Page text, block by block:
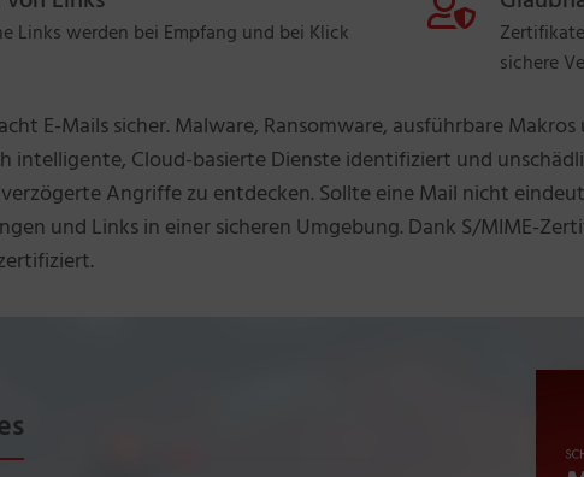
Links werden bei Empfang und bei Klick
sichere
E-Mails sicher. Malware, Ransomware, ausführbare
intelligente, Cloud-basierte Dienste identifiziert und
Angriffe zu entdecken. Sollte eine Mail nicht
und Links in einer sicheren Umgebung. Dank S/MIME-